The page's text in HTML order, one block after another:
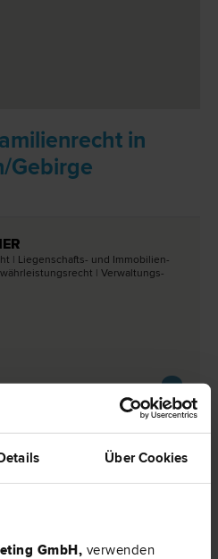
Über Cookies
GmbH, verwenden
in
Gebirge
| Liegenschafts- und Immobilien­
| Verwaltungs­
zum Thema